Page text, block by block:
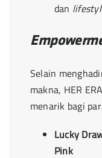
dan
Selain
makna, HER
menarik bagi
Lucky
Pink